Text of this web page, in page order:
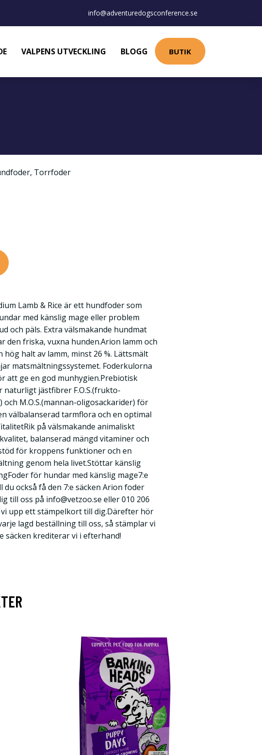
info@adventuredogsconference.se
VALPENS UTVECKLING BLOGG BUTIK
, Torrfoder
Lamb & Rice är ett hundfoder som
med känslig mage eller problem
och päls. Extra välsmakande hundmat
den friska, vuxna hunden.Arion lamm och
hög halt av lamm, minst 26 %. Lättsmält
matsmältningssystemet. Foderkulorna
att ge en god munhygien.Prebiotisk
naturligt jästfibrer F.O.S.(frukto-
och M.O.S.(mannan-oligosackarider) för
välbalanserad tarmflora och en optimal
på välsmakande animaliskt
balanserad mängd vitaminer och
för kroppens funktioner och en
genom hela livet.Stöttar känslig
för hundar med känslig mage7:e
du också få den 7:e säcken Arion foder
till oss på info@vetzoo.se eller 010 206
vi upp ett stämpelkort till dig.Därefter hör
lagd beställning till oss, så stämplar vi
säcken krediterar vi i efterhand!